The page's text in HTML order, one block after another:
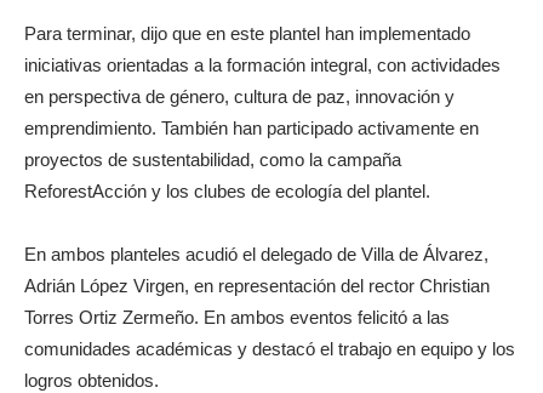
Para terminar, dijo que en este plantel han implementado
iniciativas orientadas a la formación integral, con actividades
en perspectiva de género, cultura de paz, innovación y
emprendimiento. También han participado activamente en
proyectos de sustentabilidad, como la campaña
ReforestAcción y los clubes de ecología del plantel.
En ambos planteles acudió el delegado de Villa de Álvarez,
Adrián López Virgen, en representación del rector Christian
Torres Ortiz Zermeño. En ambos eventos felicitó a las
comunidades académicas y destacó el trabajo en equipo y los
logros obtenidos.